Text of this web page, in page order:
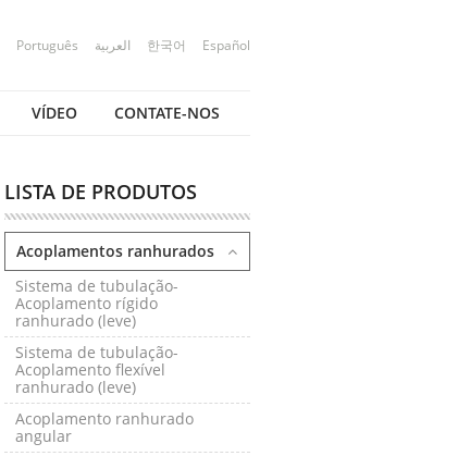
Português العربية 한국어 Español
VÍDEO CONTATE-NOS
LISTA DE PRODUTOS
Acoplamentos ranhurados
Sistema de tubulação-
Acoplamento rígido
ranhurado (leve)
Sistema de tubulação-
Acoplamento flexível
ranhurado (leve)
Acoplamento ranhurado
angular